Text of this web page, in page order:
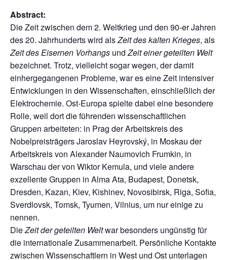
Abstract:
Die Zeit zwischen dem 2. Weltkrieg und den 90-er Jahren
des 20. Jahrhunderts wird alsZeit des kalten Krieges, als
Zeit des Eisernen Vorhangs undZeit einer geteilten Welt
bezeichnet. Trotz, vielleicht sogar wegen, der damit
einhergegangenen Probleme, war es eine Zeit intensiver
Entwicklungen in den Wissenschaften, einschließlich der
Elektrochemie. Ost-Europa spielte dabei eine besondere
Rolle, weil dort die führenden wissenschaftlichen
Gruppen arbeiteten: in Prag der Arbeitskreis des
Nobelpreisträgers Jaroslav Heyrovský, in Moskau der
Arbeitskreis von Alexander Naumovich Frumkin, in
Warschau der von Wiktor Kemula, und viele andere
exzellente Gruppen in Alma Ata, Budapest, Donetsk,
Dresden, Kazan, Kiev, Kishinev, Novosibirsk, Riga, Sofia,
Sverdlovsk, Tomsk, Tyumen, Vilnius, um nur einige zu
nennen.
DieZeit der geteilten Weltwar besonders ungünstig für
die internationale Zusammenarbeit. Persönliche Kontakte
zwischen Wissenschaftlern in West und Ost unterlagen